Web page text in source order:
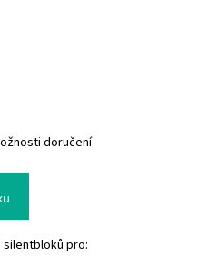
doručení
pro: